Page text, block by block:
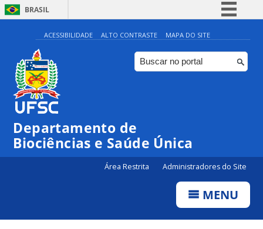
BRASIL
Simplifique!
Comunica BR
Participe
ACESSIBILIDADE ALTO CONTRASTE MAPA DO SITE
Departamento de
Biociências e Saúde Única
Área Restrita Administradores do Site
MENU